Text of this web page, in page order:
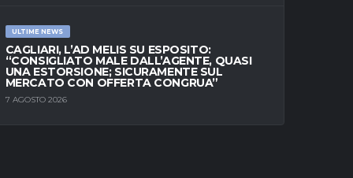
ULTIME NEWS
CAGLIARI, L’AD MELIS SU ESPOSITO:
“CONSIGLIATO MALE DALL’AGENTE, QUASI
UNA ESTORSIONE; SICURAMENTE SUL
MERCATO CON OFFERTA CONGRUA”
7 AGOSTO 2026